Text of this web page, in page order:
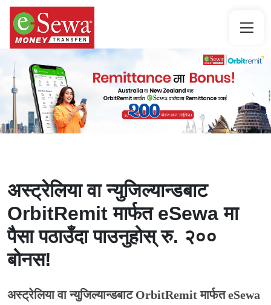
अस्ट्रेलिया वा न्युजिल्यान्डबाट
OrbitRemit मार्फत eSewa मा
पैसा पठाउँदा पाउनुहोस् रु. २००
बोनस!
अस्ट्रेलिया वा न्युजिल्यान्डबाट OrbitRemit मार्फत eSewa